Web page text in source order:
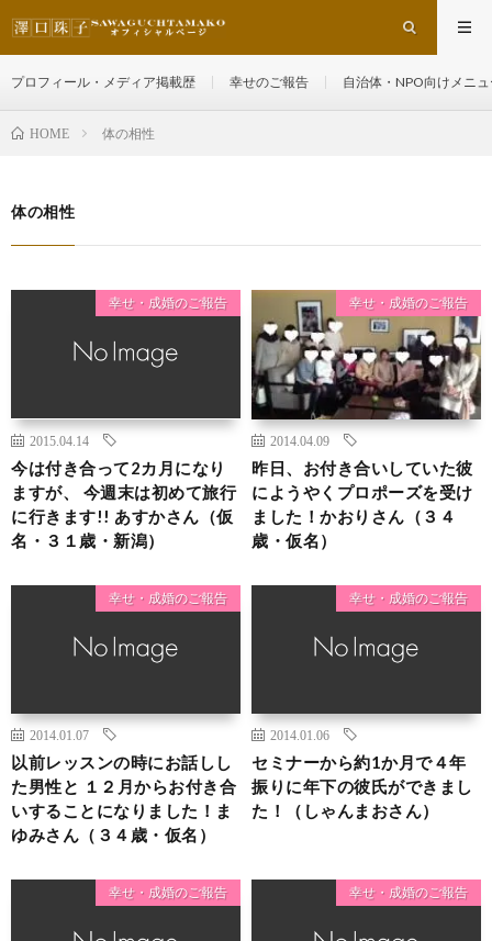
プロフィール・メディア掲載歴 幸せのご報告 自治体・NPO向けメニ
HOME 体の相性
体の相性
幸せ・成婚のご報告
2015.04.14
今は付き合って2カ月になり
ますが、 今週末は初めて旅行
に行きます!! あすかさん（仮
名・３１歳・新潟）
幸せ・成婚のご報告
2014.04.09
昨日、お付き合いしていた彼
にようやくプロポーズを受け
ました！かおりさん（３４
歳・仮名）
幸せ・成婚のご報告
2014.01.07
以前レッスンの時にお話しし
た男性と １２月からお付き合
いすることになりました！ま
ゆみさん（３４歳・仮名）
幸せ・成婚のご報告
2014.01.06
セミナーから約1か月で４年
振りに年下の彼氏ができまし
た！（しゃんまおさん）
幸せ・成婚のご報告 幸せ・成婚のご報告